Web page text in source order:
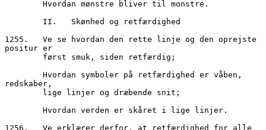
        Hvordan mønstre bliver til monstre.
        II.   Skønhed og retfærdighed
1255.	Ve se hvordan den rette linje og den oprejste
positur er
        først smuk, siden retfærdig;
redskaber,
        lige linjer og dræbende snit;
        Hvordan verden er skåret i lige linjer.
1256.	Ve erklærer derfor, at retfærdighed for alle